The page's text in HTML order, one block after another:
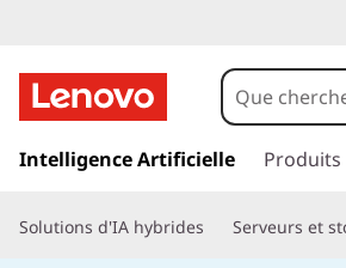
a
e
Intelligence Artificielle Produits
Solutions d'IA hybrides Serveurs et